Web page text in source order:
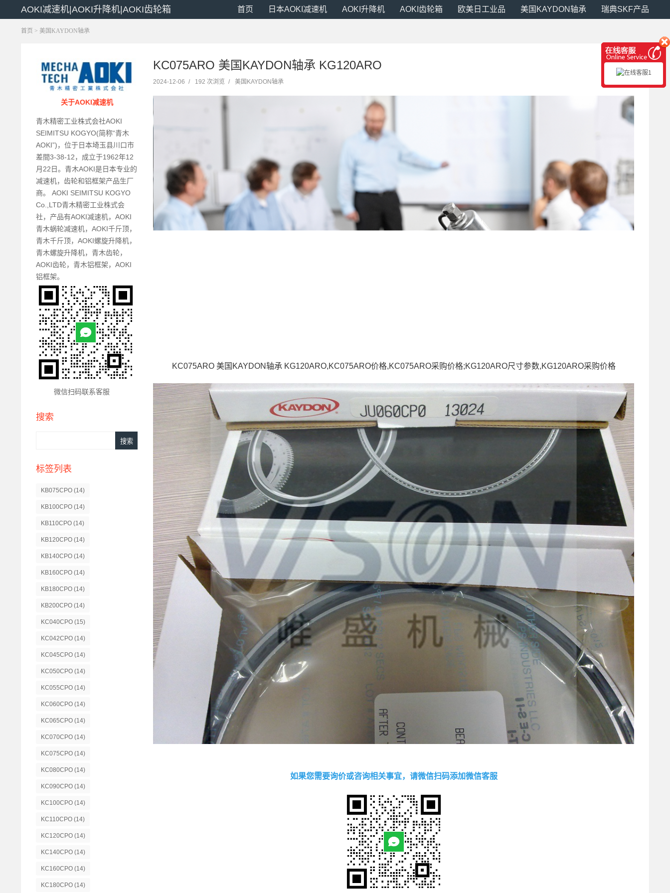
AOKI减速机|AOKI升降机|AOKI齿轮箱 首页 日本AOKI减速机 AOKI升降机 AOKI齿轮箱 欧美日工业品 美国KAYDON轴承 瑞典SKF产品
首页 > 美国KAYDON轴承
关于AOKI减速机
青木精密工业株式会社AOKI
SEIMITSU KOGYO(简称“青木
AOKI”)，位于日本埼玉县川口市
差間3-38-12，成立于1962年12
月22日。青木AOKI是日本专业的
减速机，齿轮和铝框架产品生厂
商。 AOKI SEIMITSU KOGYO
Co.,LTD青木精密工业株式会
社，产品有AOKI减速机，AOKI
青木蜗轮减速机，AOKI千斤顶，
青木千斤顶，AOKI螺旋升降机，
青木螺旋升降机，青木齿轮，
AOKI齿轮，青木铝框架，AOKI
铝框架。
微信扫码联系客服
搜索
标签列表
KB075CPO (14)
KB100CPO (14)
KB110CPO (14)
KB120CPO (14)
KB140CPO (14)
KB160CPO (14)
KB180CPO (14)
KB200CPO (14)
KC040CPO (15)
KC042CPO (14)
KC045CPO (14)
KC050CPO (14)
KC055CPO (14)
KC060CPO (14)
KC065CPO (14)
KC070CPO (14)
KC075CPO (14)
KC080CPO (14)
KC090CPO (14)
KC100CPO (14)
KC110CPO (14)
KC120CPO (14)
KC140CPO (14)
KC160CPO (14)
KC180CPO (14)
KC075ARO 美国KAYDON轴承 KG120ARO
2024-12-06 / 192 次浏览 / 美国KAYDON轴承
KC075ARO 美国KAYDON轴承 KG120ARO,KC075ARO价格,KC075ARO采购价格;KG120ARO尺寸参数,KG120ARO采购价格
如果您需要询价或咨询相关事宜，请微信扫码添加微信客服